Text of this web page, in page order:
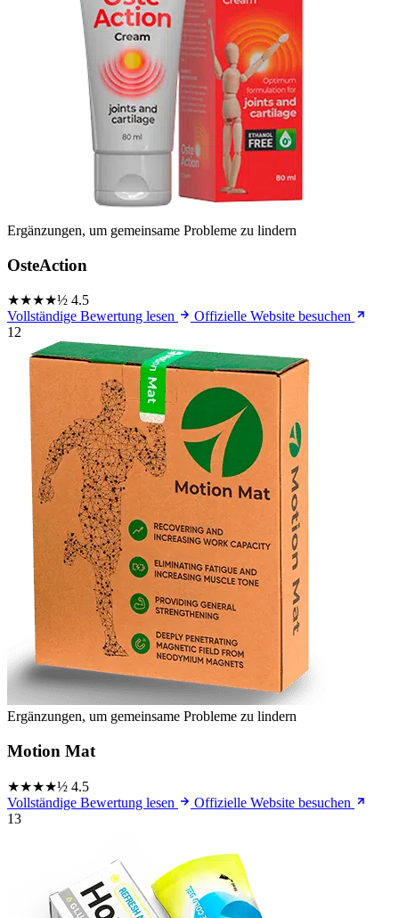
Ergänzungen, um gemeinsame Probleme zu lindern
OsteAction
★★★★½ 4.5
Vollständige Bewertung lesen
Offizielle Website besuchen
12
Ergänzungen, um gemeinsame Probleme zu lindern
Motion Mat
★★★★½ 4.5
Vollständige Bewertung lesen
Offizielle Website besuchen
13